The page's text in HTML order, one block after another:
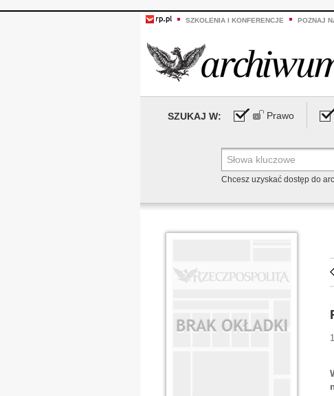
SZKOLENIA I KONFERENCJE POZNAJ
SZUKAJ W: Prawo
Chcesz uzyskać dostęp do